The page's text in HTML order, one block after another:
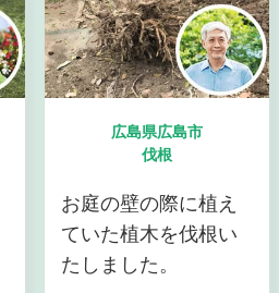
広島県広島市
伐根
お庭の壁の際に植え
ていた植木を伐根い
たしました。